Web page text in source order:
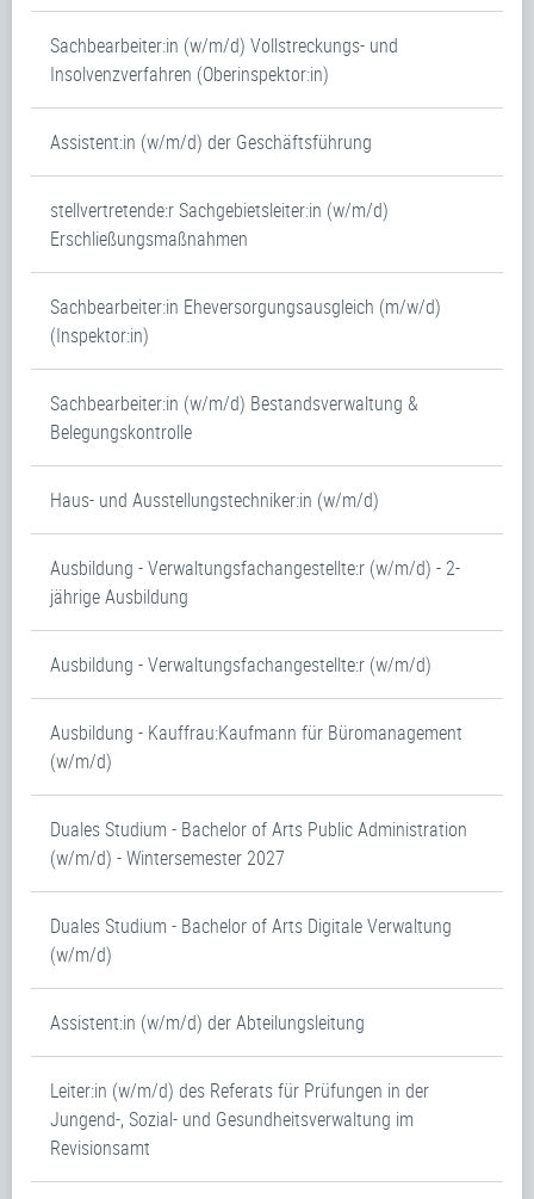
Sachbearbeiter:in (w/m/d) Vollstreckungs- und
Insolvenzverfahren (Oberinspektor:in)
Assistent:in (w/m/d) der Geschäftsführung
stellvertretende:r Sachgebietsleiter:in (w/m/d)
Erschließungsmaßnahmen
Sachbearbeiter:in Eheversorgungsausgleich (m/w/d)
(Inspektor:in)
Sachbearbeiter:in (w/m/d) Bestandsverwaltung &
Belegungskontrolle
Haus- und Ausstellungstechniker:in (w/m/d)
Ausbildung - Verwaltungsfachangestellte:r (w/m/d) - 2-
jährige Ausbildung
Ausbildung - Verwaltungsfachangestellte:r (w/m/d)
Ausbildung - Kauffrau:Kaufmann für Büromanagement
(w/m/d)
Duales Studium - Bachelor of Arts Public Administration
(w/m/d) - Wintersemester 2027
Duales Studium - Bachelor of Arts Digitale Verwaltung
(w/m/d)
Assistent:in (w/m/d) der Abteilungsleitung
Leiter:in (w/m/d) des Referats für Prüfungen in der
Jungend-, Sozial- und Gesundheitsverwaltung im
Revisionsamt